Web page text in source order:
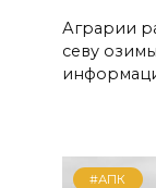
Аграрии
севу
#АПК